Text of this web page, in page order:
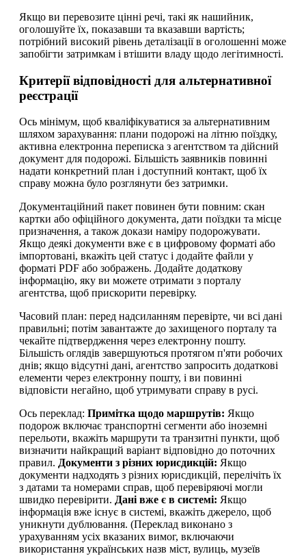
Якщо ви перевозите цінні речі, такі як нашийник,
оголошуйте їх, показавши та вказавши вартість;
потрібний високий рівень деталізації в оголошенні може
запобігти затримкам і втішити владу щодо легітимності.
Критерії відповідності для альтернативної
реєстрації
Ось мінімум, щоб кваліфікуватися за альтернативним
шляхом зарахування: плани подорожі на літню поїздку,
активна електронна переписка з агентством та дійсний
документ для подорожі. Більшість заявників повинні
надати конкретний план і доступний контакт, щоб їх
справу можна було розглянути без затримки.
Документаційний пакет повинен бути повним: скан
картки або офіційного документа, дати поїздки та місце
призначення, а також докази наміру подорожувати.
Якщо деякі документи вже є в цифровому форматі або
імпортовані, вкажіть цей статус і додайте файли у
форматі PDF або зображень. Додайте додаткову
інформацію, яку ви можете отримати з порталу
агентства, щоб прискорити перевірку.
Часовий план: перед надсиланням перевірте, чи всі дані
правильні; потім завантажте до захищеного порталу та
чекайте підтвердження через електронну пошту.
Більшість оглядів завершуються протягом п'яти робочих
днів; якщо відсутні дані, агентство запросить додаткові
елементи через електронну пошту, і ви повинні
відповісти негайно, щоб утримувати справу в русі.
Ось переклад: Примітка щодо маршрутів: Якщо
подорож включає транспортні сегменти або іноземні
перельоти, вкажіть маршрути та транзитні пункти, щоб
визначити найкращий варіант відповідно до поточних
правил. Документи з різних юрисдикцій: Якщо
документи надходять з різних юрисдикцій, перелічіть їх
з датами та номерами справ, щоб перевіряючі могли
швидко перевірити. Дані вже є в системі: Якщо
інформація вже існує в системі, вкажіть джерело, щоб
уникнути дублювання. (Переклад виконано з
урахуванням усіх вказаних вимог, включаючи
використання українських назв міст, вулиць, музеїв